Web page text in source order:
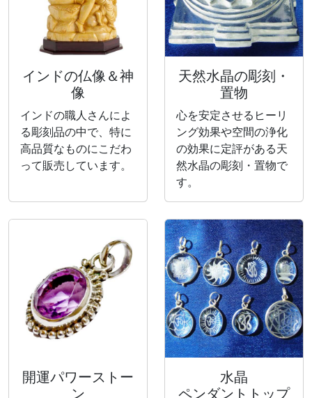
インドの仏像＆神
像
インドの職人さんによ
る彫刻品の中で、特に
高品質なものにこだわ
って販売しています。
天然水晶の彫刻・
置物
心を安定させるヒーリ
ング効果や空間の浄化
の効果に定評がある天
然水晶の彫刻・置物で
す。
開運パワーストー
ン
水晶
ペンダントトップ